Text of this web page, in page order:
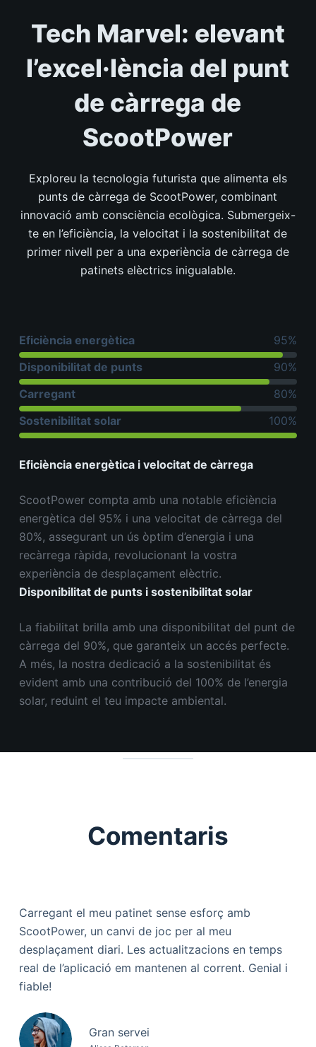
Tech Marvel: elevant
l’excel·lència del punt
de càrrega de
ScootPower
Exploreu la tecnologia futurista que alimenta els
punts de càrrega de ScootPower, combinant
innovació amb consciència ecològica. Submergeix-
te en l’eficiència, la velocitat i la sostenibilitat de
primer nivell per a una experiència de càrrega de
patinets elèctrics inigualable.
Eficiència energètica
95%
Disponibilitat de punts
90%
Carregant
80%
Sostenibilitat solar
100%
Eficiència energètica i velocitat de càrrega
ScootPower compta amb una notable eficiència
energètica del 95% i una velocitat de càrrega del
80%, assegurant un ús òptim d’energia i una
recàrrega ràpida, revolucionant la vostra
experiència de desplaçament elèctric.
Disponibilitat de punts i sostenibilitat solar
La fiabilitat brilla amb una disponibilitat del punt de
càrrega del 90%, que garanteix un accés perfecte.
A més, la nostra dedicació a la sostenibilitat és
evident amb una contribució del 100% de l’energia
solar, reduint el teu impacte ambiental.
Comentaris
Carregant el meu patinet sense esforç amb
ScootPower, un canvi de joc per al meu
desplaçament diari. Les actualitzacions en temps
real de l’aplicació em mantenen al corrent. Genial i
fiable!
Gran servei